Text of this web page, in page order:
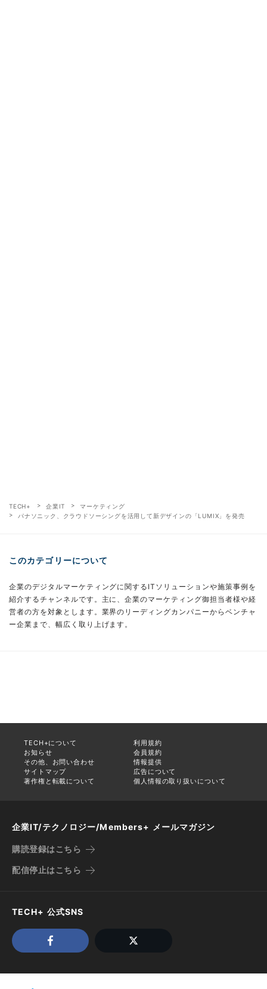
TECH+ 企業IT
マーケティング
パナソニック、クラウドソーシングを活用して新デザインの「LUMIX」を発売
このカテゴリーについて
企業のデジタルマーケティングに関するITソリューションや施策事例を
紹介するチャンネルです。主に、企業のマーケティング御担当者様や経
営者の方を対象とします。業界のリーディングカンパニーからベンチャ
ー企業まで、幅広く取り上げます。
TECH+について
利用規約
お知らせ
会員規約
その他、お問い合わせ
情報提供
サイトマップ
広告について
著作権と転載について
個人情報の取り扱いについて
企業IT/テクノロジー/Members+ メールマガジン
購読登録はこちら
配信停止はこちら
TECH+ 公式SNS